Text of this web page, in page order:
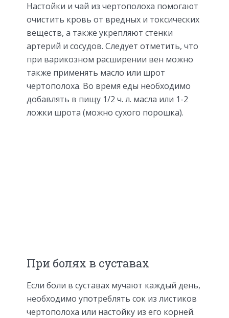
Настойки и чай из чертополоха помогают
очистить кровь от вредных и токсических
веществ, а также укрепляют стенки
артерий и сосудов. Следует отметить, что
при варикозном расширении вен можно
также применять масло или шрот
чертополоха. Во время еды необходимо
добавлять в пищу 1/2 ч. л. масла или 1-2
ложки шрота (можно сухого порошка).
При болях в суставах
Если боли в суставах мучают каждый день,
необходимо употреблять сок из листиков
чертополоха или настойку из его корней.